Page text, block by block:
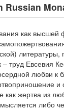
Russian
как
труд Евсевия
любви к
как жертва из
либо